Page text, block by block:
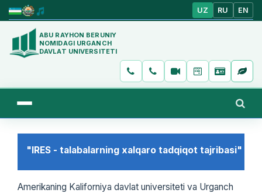
UZ RU EN
ABU RAYHON BERUNIY
NOMIDAGI URGANCH
DAVLAT UNIVERSITETI
"IRES - talabalarning xalqaro tadqiqot tajribasi"
Amerikaning Kaliforniya davlat universiteti va Urganch